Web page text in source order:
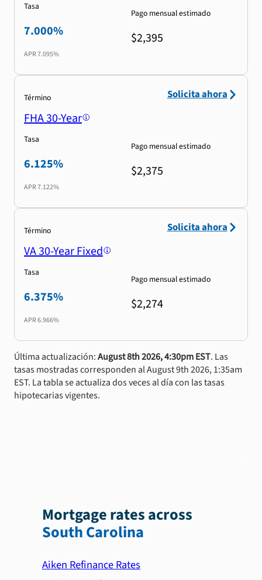
Tasa
7.000%
APR7.095%
Pago mensual estimado
$2,395
Término
FHA 30-Year
Tasa
6.125%
APR7.122%
Pago mensual estimado
$2,375
Solicita ahora
Término
VA 30-Year Fixed
Tasa
6.375%
APR6.966%
Pago mensual estimado
$2,274
Solicita ahora
Última actualización:August 8th 2026, 4:30pm EST. Las
tasas mostradas corresponden al August 9th 2026, 1:35am
EST. La tabla se actualiza dos veces al día con las tasas
hipotecarias vigentes.
Mortgage rates across
South Carolina
Aiken Refinance Rates